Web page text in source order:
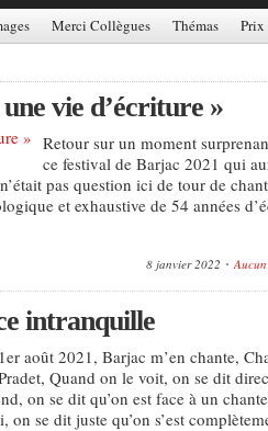
Merci Collègues Thémas Prix
vie d’écriture »
Retour sur un moment
ce festival de Barjac 2021 qui
pas question ici de tour de
et exhaustive de 54 années
8 janvier 2022
intranquille
1er août 2021, Barjac m’en chante,
Quand on le voit, on se dit
on se dit qu’on est face à un
on se dit juste qu’on s’est